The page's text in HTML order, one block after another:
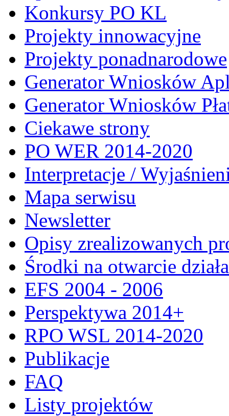
Konkursy PO KL
Projekty innowacyjne
Projekty ponadnarodowe
Generator Wniosków
Generator Wniosków
Ciekawe strony
PO WER 2014-2020
Interpretacje /
Mapa serwisu
Newsletter
Opisy zrealizowanych
Środki na otwarcie
EFS 2004 - 2006
Perspektywa 2014+
RPO WSL 2014-2020
Publikacje
FAQ
Listy projektów